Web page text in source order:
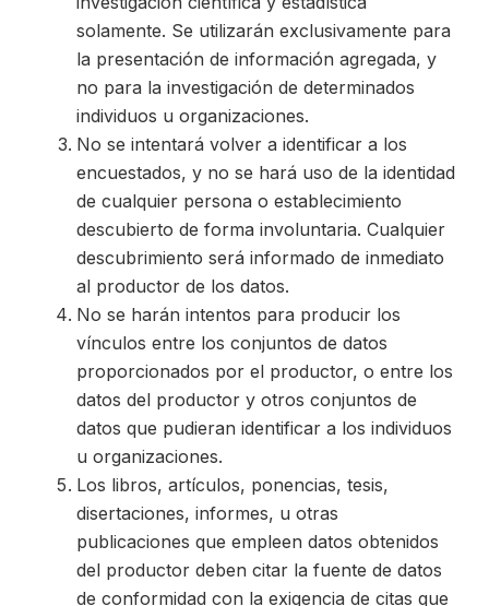
solamente. Se utilizarán exclusivamente para
la presentación de información agregada, y
no para la investigación de determinados
individuos u organizaciones.
No se intentará volver a identificar a los
encuestados, y no se hará uso de la identidad
de cualquier persona o establecimiento
descubierto de forma involuntaria. Cualquier
descubrimiento será informado de inmediato
al productor de los datos.
No se harán intentos para producir los
vínculos entre los conjuntos de datos
proporcionados por el productor, o entre los
datos del productor y otros conjuntos de
datos que pudieran identificar a los individuos
u organizaciones.
Los libros, artículos, ponencias, tesis,
disertaciones, informes, u otras
publicaciones que empleen datos obtenidos
del productor deben citar la fuente de datos
de conformidad con la exigencia de citas que